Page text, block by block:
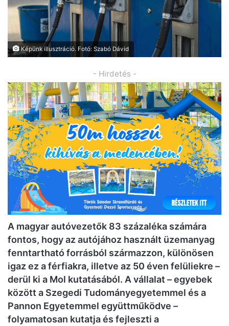
Képünk illusztráció. Fotó: Szabó Dávid
- Hirdetés -
A magyar autóvezetők 83 százaléka számára
fontos, hogy az autójához használt üzemanyag
fenntartható forrásból származzon, különösen
igaz ez a férfiakra, illetve az 50 éven felüliekre –
derül ki a Mol kutatásából. A vállalat – egyebek
között a Szegedi Tudományegyetemmel és a
Pannon Egyetemmel együttműködve –
folyamatosan kutatja és fejleszti a